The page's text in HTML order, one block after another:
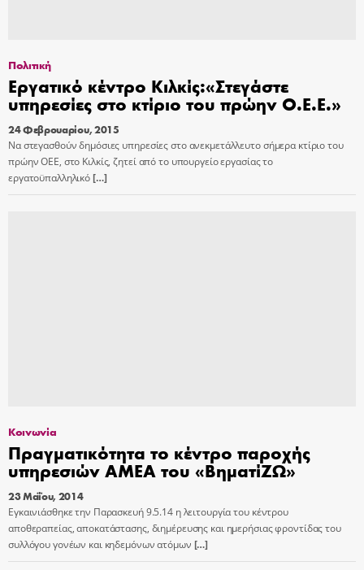
Πολιτική
Eργατικό κέντρο Κιλκίς:«Στεγάστε
υπηρεσίες στο κτίριο του πρώην Ο.Ε.Ε.»
24 Φεβρουαρίου, 2015
Να στεγασθούν δημόσιες υπηρεσίες στο ανεκμετάλλευτο σήμερα κτίριο του
πρώην ΟΕΕ, στο Κιλκίς, ζητεί από το υπουργείο εργασίας το
εργατοϋπαλληλικό[…]
Κοινωνία
Πραγματικότητα το κέντρο παροχής
υπηρεσιών ΑΜΕΑ του «ΒηματίΖΩ»
23 Μαΐου, 2014
Εγκαινιάσθηκε την Παρασκευή 9.5.14 η λειτουργία του κέντρου
αποθεραπείας, αποκατάστασης, διημέρευσης και ημερήσιας φροντίδας του
συλλόγου γονέων και κηδεμόνων ατόμων […]